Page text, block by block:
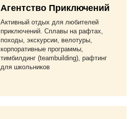
Агентство Приключений
Активный отдых для любителей
приключений. Сплавы на рафтах,
походы, экскурсии, велотуры,
корпоративные программы,
тимбилдинг (teambuilding), рафтинг
для школьников